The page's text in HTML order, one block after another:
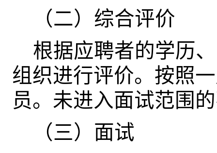
（二）综合评价
根据应聘者的学历
组织进行评价。按照
员。未进入面试范围
（三）面试